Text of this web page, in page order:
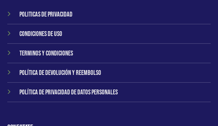
Politicas de privacidad
Condiciones de uso
Terminos y condiciones
Política de Devolución y Reembolso
Política de Privacidad de Datos Personales